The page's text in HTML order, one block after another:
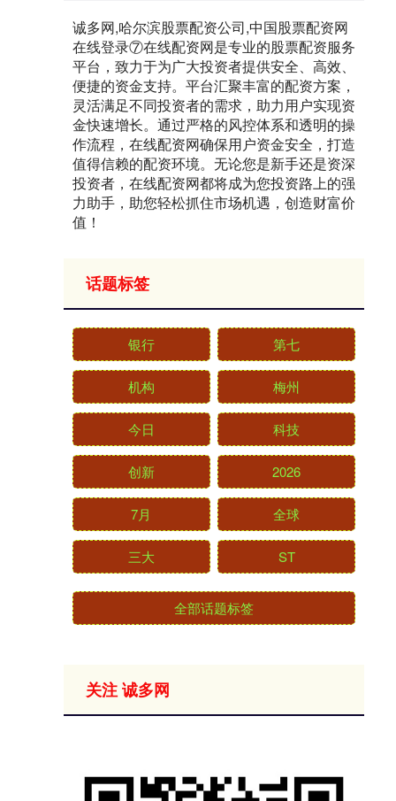
诚多网,哈尔滨股票配资公司,中国股票配资网
在线登录⑦在线配资网是专业的股票配资服务
平台，致力于为广大投资者提供安全、高效、
便捷的资金支持。平台汇聚丰富的配资方案，
灵活满足不同投资者的需求，助力用户实现资
金快速增长。通过严格的风控体系和透明的操
作流程，在线配资网确保用户资金安全，打造
值得信赖的配资环境。无论您是新手还是资深
投资者，在线配资网都将成为您投资路上的强
力助手，助您轻松抓住市场机遇，创造财富价
值！
话题标签
银行 第七
机构 梅州
今日 科技
创新 2026
7月 全球
三大 ST
全部话题标签
关注 诚多网